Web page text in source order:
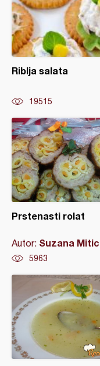
Riblja salata
19515
Prstenasti rolat
Autor: Suzana Mitic
5963